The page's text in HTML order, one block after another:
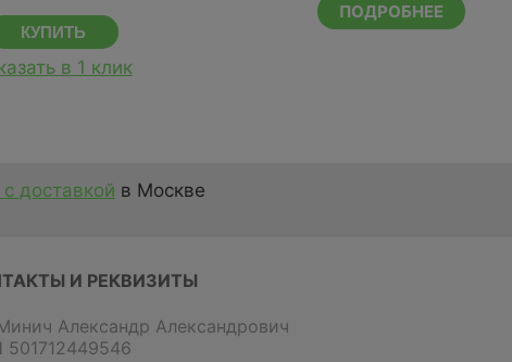
в 1 клик
ПОДРОБНЕЕ
доставкой в Москве
И РЕКВИЗИТЫ
Александр Александрович